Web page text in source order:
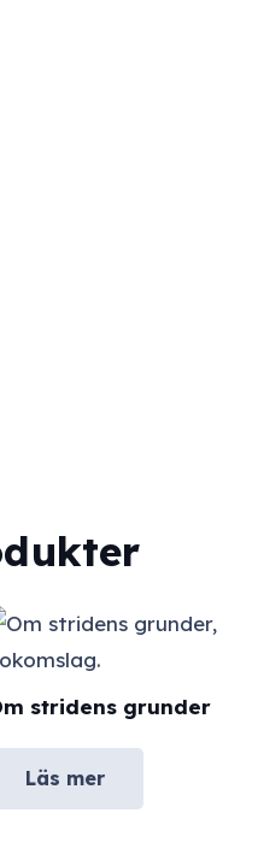
stridens grunder
Läs mer